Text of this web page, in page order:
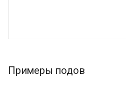
Примеры подов